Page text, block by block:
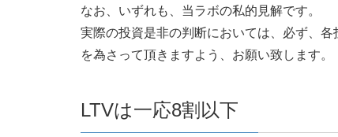
なお、いずれも、当ラボの私的見解です。
実際の投資是非の判断においては、必ず、
を為さって頂きますよう、お願い致します。
LTVは一応8割以下